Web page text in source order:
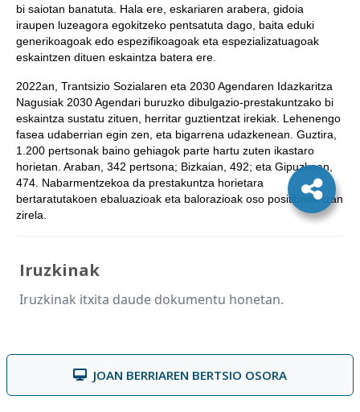
bi saiotan banatuta. Hala ere, eskariaren arabera, gidoia
iraupen luzeagora egokitzeko pentsatuta dago, baita eduki
generikoagoak edo espezifikoagoak eta espezializatuagoak
eskaintzen dituen eskaintza batera ere.
2022an, Trantsizio Sozialaren eta 2030 Agendaren Idazkaritza
Nagusiak 2030 Agendari buruzko dibulgazio-prestakuntzako bi
eskaintza sustatu zituen, herritar guztientzat irekiak. Lehenengo
fasea udaberrian egin zen, eta bigarrena udazkenean. Guztira,
1.200 pertsonak baino gehiagok parte hartu zuten ikastaro
horietan. Araban, 342 pertsona; Bizkaian, 492; eta Gipuzkoan,
474. Nabarmentzekoa da prestakuntza horietara
bertaratutakoen ebaluazioak eta balorazioak oso positiboak izan
zirela.
Iruzkinak
Iruzkinak itxita daude dokumentu honetan.
JOAN BERRIAREN BERTSIO OSORA